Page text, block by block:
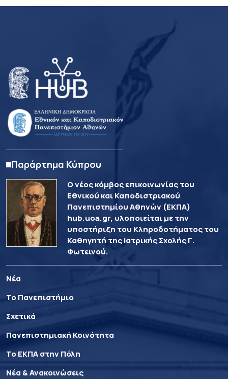
Παράρτημα Κύπρου
Ο νέος κόμβος επικοινωνίας του
Εθνικού και Καποδιστριακού
Πανεπιστημίου Αθηνών (ΕΚΠΑ)
hub.uoa.gr, υλοποιείται με την
υποστήριξη του Κληροδοτήματος του
Καθηγητή της Ιατρικής Σχολής Γ.
Φωτεινού.
Νέα
Το Πανεπιστήμιο
Σχετικά
Πανεπιστημιακή Κοινότητα
Το ΕΚΠΑ στην Πόλη
Νέα & Ανακοινώσεις